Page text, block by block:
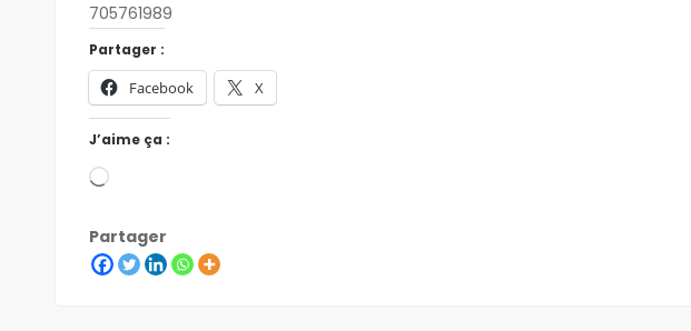
705761989
Partager :
Facebook X
J’aime ça :
Partager